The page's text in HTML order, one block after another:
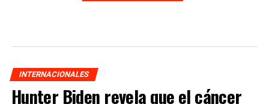
INTERNACIONALES
Hunter Biden revela que el cáncer